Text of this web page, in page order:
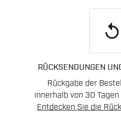
replay
RÜCKSENDUNGEN
Rückgabe der
innerhalb von 30
Entdecken Sie die